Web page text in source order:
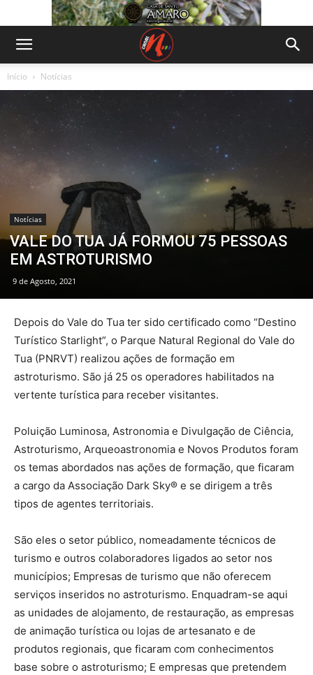
Início Notícias
Notícias
VALE DO TUA JÁ FORMOU 75 PESSOAS
EM ASTROTURISMO
9 de Agosto, 2021
Depois do Vale do Tua ter sido certificado como “Destino
Turístico Starlight”, o Parque Natural Regional do Vale do
Tua (PNRVT) realizou ações de formação em
astroturismo. São já 25 os operadores habilitados na
vertente turística para receber visitantes.
Poluição Luminosa, Astronomia e Divulgação de Ciência,
Astroturismo, Arqueoastronomia e Novos Produtos foram
os temas abordados nas ações de formação, que ficaram
a cargo da Associação Dark Sky® e se dirigem a três
tipos de agentes territoriais.
São eles o setor público, nomeadamente técnicos de
turismo e outros colaboradores ligados ao setor nos
municípios; Empresas de turismo que não oferecem
serviços inseridos no astroturismo. Enquadram-se aqui
as unidades de alojamento, de restauração, as empresas
de animação turística ou lojas de artesanato e de
produtos regionais, que ficaram com conhecimentos
base sobre o astroturismo; E empresas que pretendem